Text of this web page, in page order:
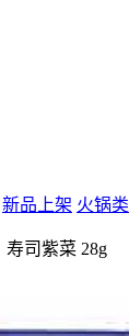
新品上架 火锅类
寿司紫菜 28g